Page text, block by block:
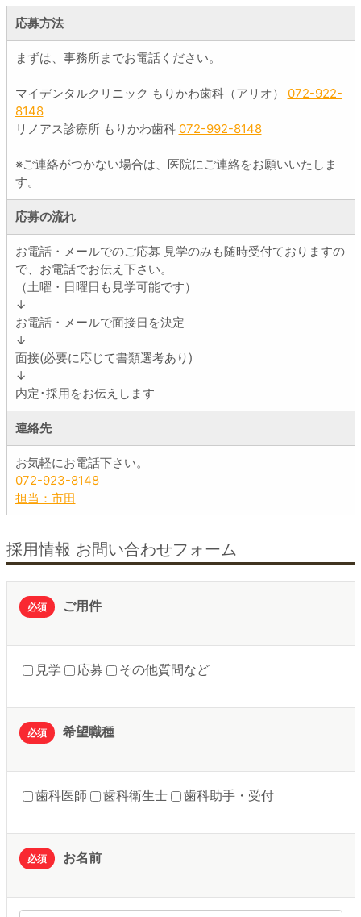
応募方法
まずは、事務所までお電話ください。
マイデンタルクリニック もりかわ歯科（アリオ） 072-922-
8148
リノアス診療所 もりかわ歯科 072-992-8148
※ご連絡がつかない場合は、医院にご連絡をお願いいたしま
す。
応募の流れ
お電話・メールでのご応募 見学のみも随時受付ておりますの
で、お電話でお伝え下さい。
（土曜・日曜日も見学可能です）
↓
お電話・メールで面接日を決定
↓
面接(必要に応じて書類選考あり)
↓
内定･採用をお伝えします
連絡先
お気軽にお電話下さい。
072-923-8148
担当：市田
採用情報 お問い合わせフォーム
必須 ご用件
見学 応募 その他質問など
必須 希望職種
歯科医師 歯科衛生士 歯科助手・受付
必須 お名前